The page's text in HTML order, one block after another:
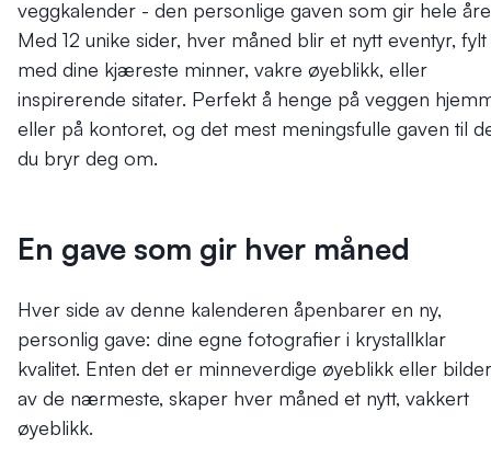
veggkalender - den personlige gaven som gir hele
Med 12 unike sider, hver måned blir et nytt eventyr, fylt
med dine kjæreste minner, vakre øyeblikk, eller
inspirerende sitater. Perfekt å henge på veggen
eller på kontoret, og det mest meningsfulle gaven til
du bryr deg om.
En gave som gir hver måned
Hver side av denne kalenderen åpenbarer en ny,
personlig gave: dine egne fotografier i krystallklar
kvalitet. Enten det er minneverdige øyeblikk eller bilder
av de nærmeste, skaper hver måned et nytt, vakkert
øyeblikk.